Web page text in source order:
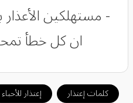
- مستهلكين
ان كل خطأ
كلمات إعتذار إعتذار للأحباء